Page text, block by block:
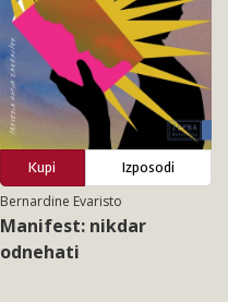
Kupi
Izposodi
Bernardine Evaristo
Manifest: nikdar
odnehati